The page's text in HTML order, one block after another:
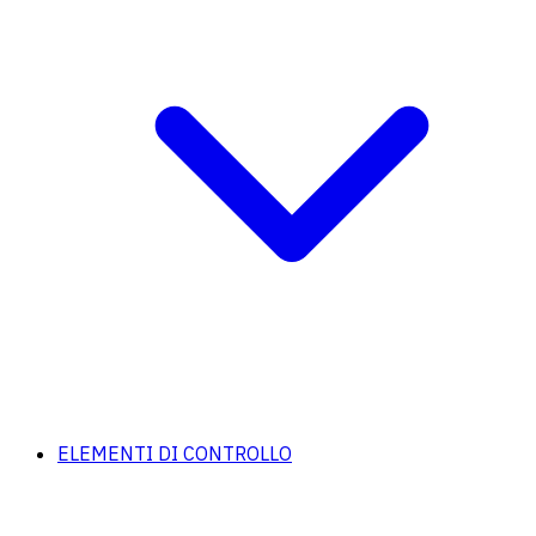
ELEMENTI DI CONTROLLO